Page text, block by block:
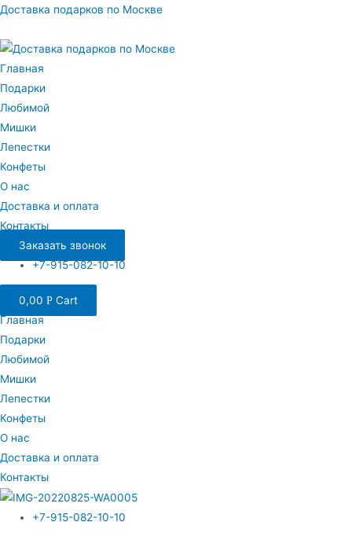
Перейти
содержимому
Доставка подарков по Москве
Главная
Подарки
Любимой
Мишки
Лепестки
Конфеты
О нас
Доставка и оплата
Контакты
Заказать звонок
+7-915-082-10-10
0,00 Р Cart
Главная
Подарки
Любимой
Мишки
Лепестки
Конфеты
О нас
Доставка и оплата
Контакты
+7-915-082-10-10